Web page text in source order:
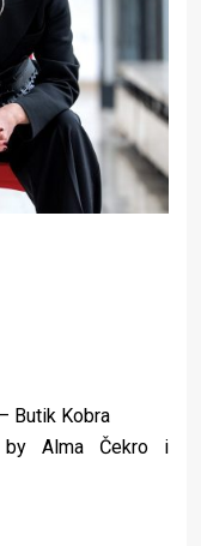
Butik Kobra
by Alma Čekro i